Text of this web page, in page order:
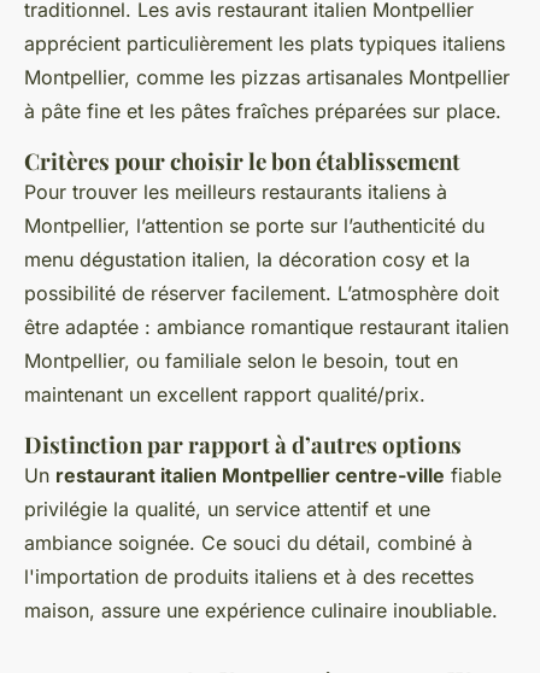
traditionnel. Les avis restaurant italien Montpellier
apprécient particulièrement les plats typiques italiens
Montpellier, comme les pizzas artisanales Montpellier
à pâte fine et les pâtes fraîches préparées sur place.
Critères pour choisir le bon établissement
Pour trouver les meilleurs restaurants italiens à
Montpellier, l’attention se porte sur l’authenticité du
menu dégustation italien, la décoration cosy et la
possibilité de réserver facilement. L’atmosphère doit
être adaptée : ambiance romantique restaurant italien
Montpellier, ou familiale selon le besoin, tout en
maintenant un excellent rapport qualité/prix.
Distinction par rapport à d’autres options
Un restaurant italien Montpellier centre-ville fiable
privilégie la qualité, un service attentif et une
ambiance soignée. Ce souci du détail, combiné à
l'importation de produits italiens et à des recettes
maison, assure une expérience culinaire inoubliable.